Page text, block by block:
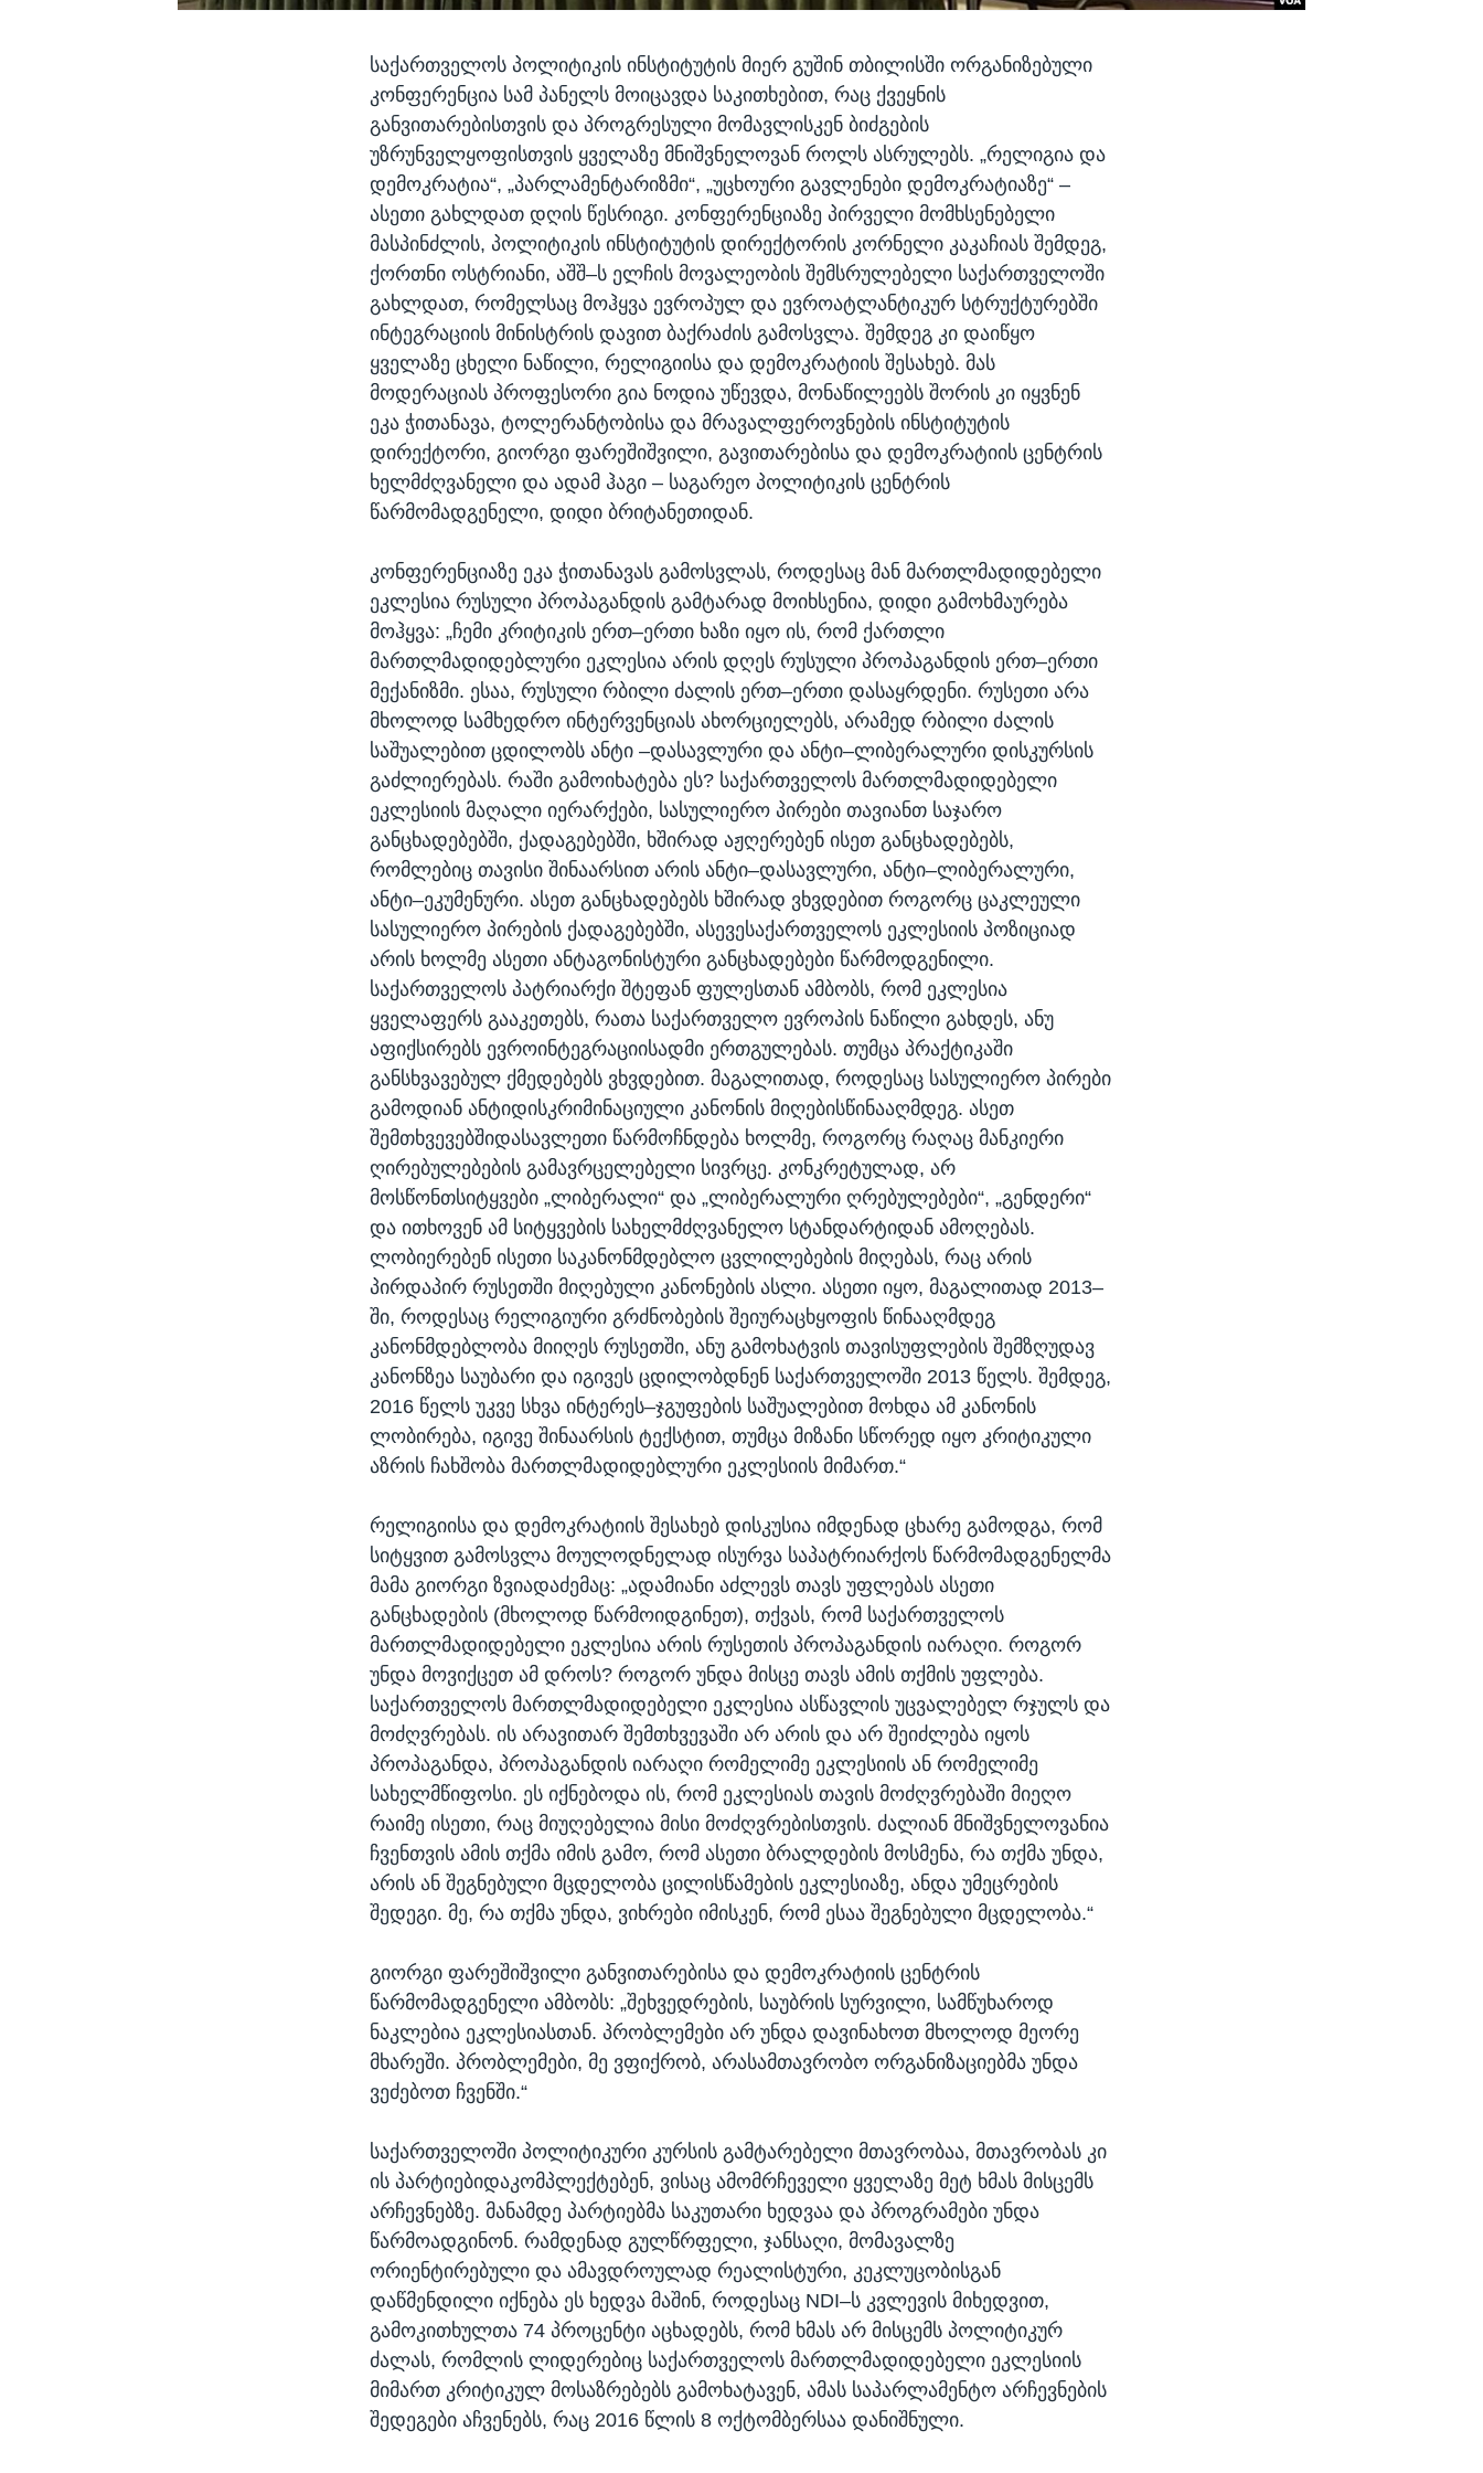
საქართველოს პოლიტიკის ინსტიტუტის მიერ გუშინ თბილისში ორგანიზებული
კონფერენცია სამ პანელს მოიცავდა საკითხებით, რაც ქვეყნის
განვითარებისთვის და პროგრესული მომავლისკენ ბიძგების
უზრუნველყოფისთვის ყველაზე მნიშვნელოვან როლს ასრულებს. „რელიგია და
დემოკრატია“, „პარლამენტარიზმი“, „უცხოური გავლენები დემოკრატიაზე“ –
ასეთი გახლდათ დღის წესრიგი. კონფერენციაზე პირველი მომხსენებელი
მასპინძლის, პოლიტიკის ინსტიტუტის დირექტორის კორნელი კაკაჩიას შემდეგ,
ქორთნი ოსტრიანი, აშშ–ს ელჩის მოვალეობის შემსრულებელი საქართველოში
გახლდათ, რომელსაც მოჰყვა ევროპულ და ევროატლანტიკურ სტრუქტურებში
ინტეგრაციის მინისტრის დავით ბაქრაძის გამოსვლა. შემდეგ კი დაიწყო
ყველაზე ცხელი ნაწილი, რელიგიისა და დემოკრატიის შესახებ. მას
მოდერაციას პროფესორი გია ნოდია უწევდა, მონაწილეებს შორის კი იყვნენ
ეკა ჭითანავა, ტოლერანტობისა და მრავალფეროვნების ინსტიტუტის
დირექტორი, გიორგი ფარეშიშვილი, გავითარებისა და დემოკრატიის ცენტრის
ხელმძღვანელი და ადამ ჰაგი – საგარეო პოლიტიკის ცენტრის
წარმომადგენელი, დიდი ბრიტანეთიდან.
კონფერენციაზე ეკა ჭითანავას გამოსვლას, როდესაც მან მართლმადიდებელი
ეკლესია რუსული პროპაგანდის გამტარად მოიხსენია, დიდი გამოხმაურება
მოჰყვა: „ჩემი კრიტიკის ერთ–ერთი ხაზი იყო ის, რომ ქართლი
მართლმადიდებლური ეკლესია არის დღეს რუსული პროპაგანდის ერთ–ერთი
მექანიზმი. ესაა, რუსული რბილი ძალის ერთ–ერთი დასაყრდენი. რუსეთი არა
მხოლოდ სამხედრო ინტერვენციას ახორციელებს, არამედ რბილი ძალის
საშუალებით ცდილობს ანტი –დასავლური და ანტი–ლიბერალური დისკურსის
გაძლიერებას. რაში გამოიხატება ეს? საქართველოს მართლმადიდებელი
ეკლესიის მაღალი იერარქები, სასულიერო პირები თავიანთ საჯარო
განცხადებებში, ქადაგებებში, ხშირად აჟღერებენ ისეთ განცხადებებს,
რომლებიც თავისი შინაარსით არის ანტი–დასავლური, ანტი–ლიბერალური,
ანტი–ეკუმენური. ასეთ განცხადებებს ხშირად ვხვდებით როგორც ცაკლეული
სასულიერო პირების ქადაგებებში, ასევესაქართველოს ეკლესიის პოზიციად
არის ხოლმე ასეთი ანტაგონისტური განცხადებები წარმოდგენილი.
საქართველოს პატრიარქი შტეფან ფულესთან ამბობს, რომ ეკლესია
ყველაფერს გააკეთებს, რათა საქართველო ევროპის ნაწილი გახდეს, ანუ
აფიქსირებს ევროინტეგრაციისადმი ერთგულებას. თუმცა პრაქტიკაში
განსხვავებულ ქმედებებს ვხვდებით. მაგალითად, როდესაც სასულიერო პირები
გამოდიან ანტიდისკრიმინაციული კანონის მიღებისწინააღმდეგ. ასეთ
შემთხვევებშიდასავლეთი წარმოჩნდება ხოლმე, როგორც რაღაც მანკიერი
ღირებულებების გამავრცელებელი სივრცე. კონკრეტულად, არ
მოსწონთსიტყვები „ლიბერალი“ და „ლიბერალური ღრებულებები“, „გენდერი“
და ითხოვენ ამ სიტყვების სახელმძღვანელო სტანდარტიდან ამოღებას.
ლობიერებენ ისეთი საკანონმდებლო ცვლილებების მიღებას, რაც არის
პირდაპირ რუსეთში მიღებული კანონების ასლი. ასეთი იყო, მაგალითად 2013–
ში, როდესაც რელიგიური გრძნობების შეიურაცხყოფის წინააღმდეგ
კანონმდებლობა მიიღეს რუსეთში, ანუ გამოხატვის თავისუფლების შემზღუდავ
კანონზეა საუბარი და იგივეს ცდილობდნენ საქართველოში 2013 წელს. შემდეგ,
2016 წელს უკვე სხვა ინტერეს–ჯგუფების საშუალებით მოხდა ამ კანონის
ლობირება, იგივე შინაარსის ტექსტით, თუმცა მიზანი სწორედ იყო კრიტიკული
აზრის ჩახშობა მართლმადიდებლური ეკლესიის მიმართ.“
რელიგიისა და დემოკრატიის შესახებ დისკუსია იმდენად ცხარე გამოდგა, რომ
სიტყვით გამოსვლა მოულოდნელად ისურვა საპატრიარქოს წარმომადგენელმა
მამა გიორგი ზვიადაძემაც: „ადამიანი აძლევს თავს უფლებას ასეთი
განცხადების (მხოლოდ წარმოიდგინეთ), თქვას, რომ საქართველოს
მართლმადიდებელი ეკლესია არის რუსეთის პროპაგანდის იარაღი. როგორ
უნდა მოვიქცეთ ამ დროს? როგორ უნდა მისცე თავს ამის თქმის უფლება.
საქართველოს მართლმადიდებელი ეკლესია ასწავლის უცვალებელ რჯულს და
მოძღვრებას. ის არავითარ შემთხვევაში არ არის და არ შეიძლება იყოს
პროპაგანდა, პროპაგანდის იარაღი რომელიმე ეკლესიის ან რომელიმე
სახელმწიფოსი. ეს იქნებოდა ის, რომ ეკლესიას თავის მოძღვრებაში მიეღო
რაიმე ისეთი, რაც მიუღებელია მისი მოძღვრებისთვის. ძალიან მნიშვნელოვანია
ჩვენთვის ამის თქმა იმის გამო, რომ ასეთი ბრალდების მოსმენა, რა თქმა უნდა,
არის ან შეგნებული მცდელობა ცილისწამების ეკლესიაზე, ანდა უმეცრების
შედეგი. მე, რა თქმა უნდა, ვიხრები იმისკენ, რომ ესაა შეგნებული მცდელობა.“
გიორგი ფარეშიშვილი განვითარებისა და დემოკრატიის ცენტრის
წარმომადგენელი ამბობს: „შეხვედრების, საუბრის სურვილი, სამწუხაროდ
ნაკლებია ეკლესიასთან. პრობლემები არ უნდა დავინახოთ მხოლოდ მეორე
მხარეში. პრობლემები, მე ვფიქრობ, არასამთავრობო ორგანიზაციებმა უნდა
ვეძებოთ ჩვენში.“
საქართველოში პოლიტიკური კურსის გამტარებელი მთავრობაა, მთავრობას კი
ის პარტიებიდაკომპლექტებენ, ვისაც ამომრჩეველი ყველაზე მეტ ხმას მისცემს
არჩევნებზე. მანამდე პარტიებმა საკუთარი ხედვაა და პროგრამები უნდა
წარმოადგინონ. რამდენად გულწრფელი, ჯანსაღი, მომავალზე
ორიენტირებული და ამავდროულად რეალისტური, კეკლუცობისგან
დაწმენდილი იქნება ეს ხედვა მაშინ, როდესაც NDI–ს კვლევის მიხედვით,
გამოკითხულთა 74 პროცენტი აცხადებს, რომ ხმას არ მისცემს პოლიტიკურ
ძალას, რომლის ლიდერებიც საქართველოს მართლმადიდებელი ეკლესიის
მიმართ კრიტიკულ მოსაზრებებს გამოხატავენ, ამას საპარლამენტო არჩევნების
შედეგები აჩვენებს, რაც 2016 წლის 8 ოქტომბერსაა დანიშნული.